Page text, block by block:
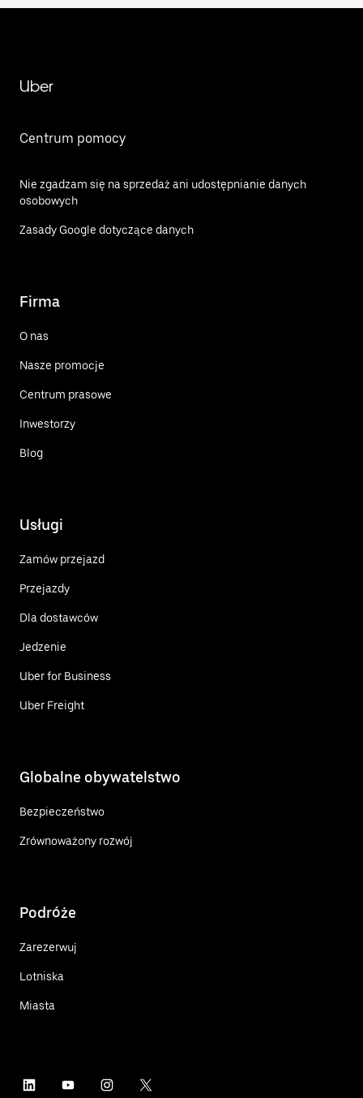
Uber
Centrum pomocy
Nie zgadzam się na sprzedaż ani udostępnianie danych
osobowych
Zasady Google dotyczące danych
Firma
O nas
Nasze promocje
Centrum prasowe
Inwestorzy
Blog
Usługi
Zamów przejazd
Przejazdy
Dla dostawców
Jedzenie
Uber for Business
Uber Freight
Globalne obywatelstwo
Bezpieczeństwo
Zrównoważony rozwój
Podróże
Zarezerwuj
Lotniska
Miasta